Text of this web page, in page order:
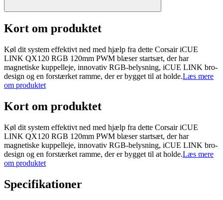
Kort om produktet
Køl dit system effektivt ned med hjælp fra dette Corsair iCUE
LINK QX120 RGB 120mm PWM blæser startsæt, der har
magnetiske kuppelleje, innovativ RGB-belysning, iCUE LINK bro-
design og en forstærket ramme, der er bygget til at holde.Læs mere
om produktet
Kort om produktet
Køl dit system effektivt ned med hjælp fra dette Corsair iCUE
LINK QX120 RGB 120mm PWM blæser startsæt, der har
magnetiske kuppelleje, innovativ RGB-belysning, iCUE LINK bro-
design og en forstærket ramme, der er bygget til at holde.Læs mere
om produktet
Specifikationer